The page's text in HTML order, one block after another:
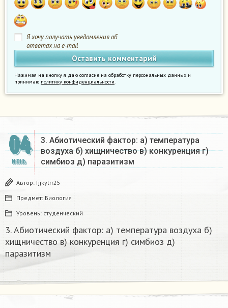
Я хочу получать уведомления об
ответах на e-mail
Нажимая на кнопку я даю согласие на обработку персональных данных и
принимаю политику конфиденциальности.
04
ИЮНЬ
3. Абиотический фактор: a) температура
воздуха б) хищничество в) конкуренция г)
симбиоз д) паразитизм​
Автор: fjjkytrr25
Предмет: Биология
Уровень: студенческий
3. Абиотический фактор: a) температура воздуха б)
хищничество в) конкуренция г) симбиоз д)
паразитизм​